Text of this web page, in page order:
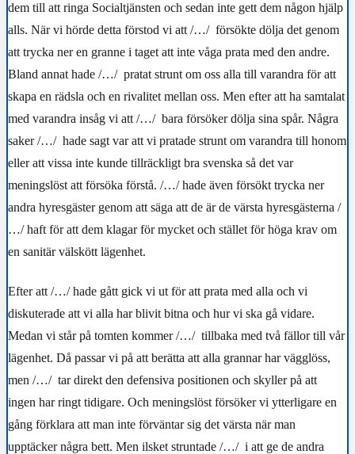
dem till att ringa Socialtjänsten och sedan inte gett dem någon hjälp
alls. När vi hörde detta förstod vi att /…/ försökte dölja det genom
att trycka ner en granne i taget att inte våga prata med den andre.
Bland annat hade /…/ pratat strunt om oss alla till varandra för att
skapa en rädsla och en rivalitet mellan oss. Men efter att ha samtalat
med varandra insåg vi att /…/ bara försöker dölja sina spår. Några
saker/…/ hade sagt var att vi pratade strunt om varandra till honom
eller att vissa inte kunde tillräckligt bra svenska så det var
meningslöst att försöka förstå. /…/hade även försökt trycka ner
andra hyresgäster genom att säga att de är de värsta hyresgästerna /
…/haft för att dem klagar för mycket och stället för höga krav om
en sanitär välskött lägenhet.
Efter att /…/hade gått gick vi ut för att prata med alla och vi
diskuterade att vi alla har blivit bitna och hur vi ska gå vidare.
Medan vi står på tomten kommer/…/ tillbaka med två fällor till vår
lägenhet. Då passar vi på att berätta att alla grannar har vägglöss,
men /…/ tar direkt den defensiva positionen och skyller på att
ingen har ringt tidigare. Och meningslöst försöker vi ytterligare en
gång förklara att man inte förväntar sig det värsta när man
upptäcker några bett. Men ilsket struntade /…/ i att ge de andra